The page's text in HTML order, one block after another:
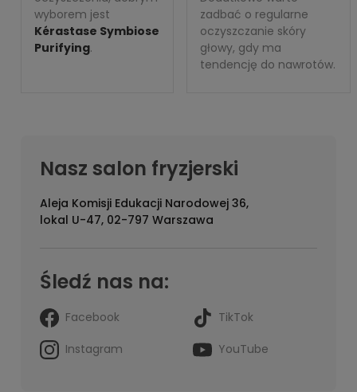
wyborem jest
Kérastase Symbiose
Purifying.
zadbać o regularne
oczyszczanie skóry
głowy, gdy ma
tendencję do nawrotów.
Nasz salon fryzjerski
Aleja Komisji Edukacji Narodowej 36,
lokal U-47, 02-797 Warszawa
Śledź nas na:
Facebook
TikTok
Instagram
YouTube